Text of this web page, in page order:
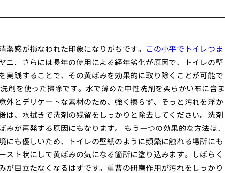
感が損なわれた印象になりがちです。 この小平でトイレつま
ニ、さらには長年の使用による経年劣化が原因で、トイレの壁
践することで、その黄ばみを効果的に取り除くことが可能で
剤を使った掃除です。水で薄めた中性洗剤を柔らかい布に含ま
外とデリケートな素材のため、強く擦らず、そっと汚れを浮か
、水拭きで洗剤の残留をしっかりと除去してください。洗剤
が再発する原因にもなります。 もう一つの効果的な方法は、
も優しいため、トイレの壁紙のように頻繁に触れる場所にも
ト状にして黄ばみの気になる箇所に塗り込みます。しばらく
目立たなくなるはずです。重曹の研磨作用が汚れをしっかり